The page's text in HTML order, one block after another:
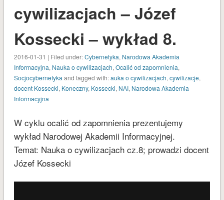
listopad 2018
październik 2018
styczeń 2018
listopad 2017
wrzesień 2017
lipiec 2017
maj 2017
kwiecień 2017
cywilizacjach – Józef
Kossecki – wykład 8.
2016-01-31 | Filed under:Cybernetyka, Narodowa Akademia
Informacyjna, Nauka o cywilizacjach, Ocalić od zapomnienia,
Socjocybernetyka and tagged with:auka o cywilizacjach, cywilizacje,
docent Kossecki, Koneczny, Kossecki, NAI, Narodowa Akademia
Informacyjna
W cyklu ocalić od zapomnienia prezentujemy
wykład Narodowej Akademii Informacyjnej.
Temat: Nauka o cywilizacjach cz.8; prowadzi docent
Józef Kossecki